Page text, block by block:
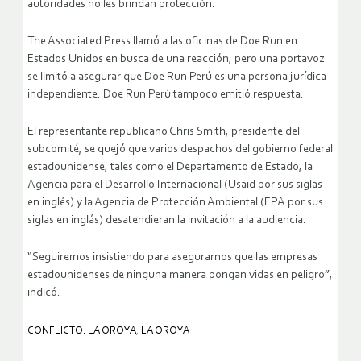
autoridades no les brindan protección.
The Associated Press llamó a las oficinas de Doe Run en
Estados Unidos en busca de una reacción, pero una portavoz
se limitó a asegurar que Doe Run Perú es una persona jurídica
independiente. Doe Run Perú tampoco emitió respuesta.
El representante republicano Chris Smith, presidente del
subcomité, se quejó que varios despachos del gobierno federal
estadounidense, tales como el Departamento de Estado, la
Agencia para el Desarrollo Internacional (Usaid por sus siglas
en inglés) y la Agencia de Protección Ambiental (EPA por sus
siglas en inglás) desatendieran la invitación a la audiencia.
“Seguiremos insistiendo para asegurarnos que las empresas
estadounidenses de ninguna manera pongan vidas en peligro”,
indicó.
CONFLICTO: LA OROYA, LA OROYA